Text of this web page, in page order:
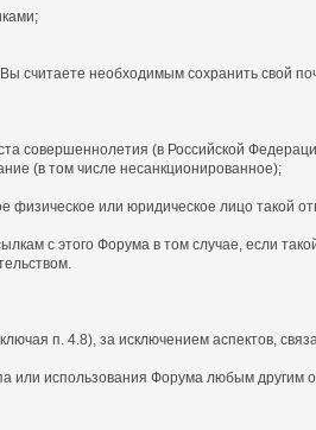
считаете необходимым сохранить свой
совершеннолетия (в Российской
(в том числе несанкционированное);
или юридическое лицо такой
с этого Форума в том случае, если
п. 4.8), за исключением аспектов,
или использования Форума любым другим